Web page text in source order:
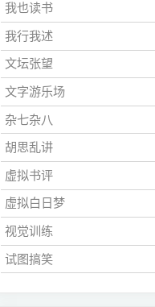
我也读书
我行我述
文坛张望
文字游乐场
杂七杂八
胡思乱讲
虚拟书评
虚拟白日梦
视觉训练
试图搞笑